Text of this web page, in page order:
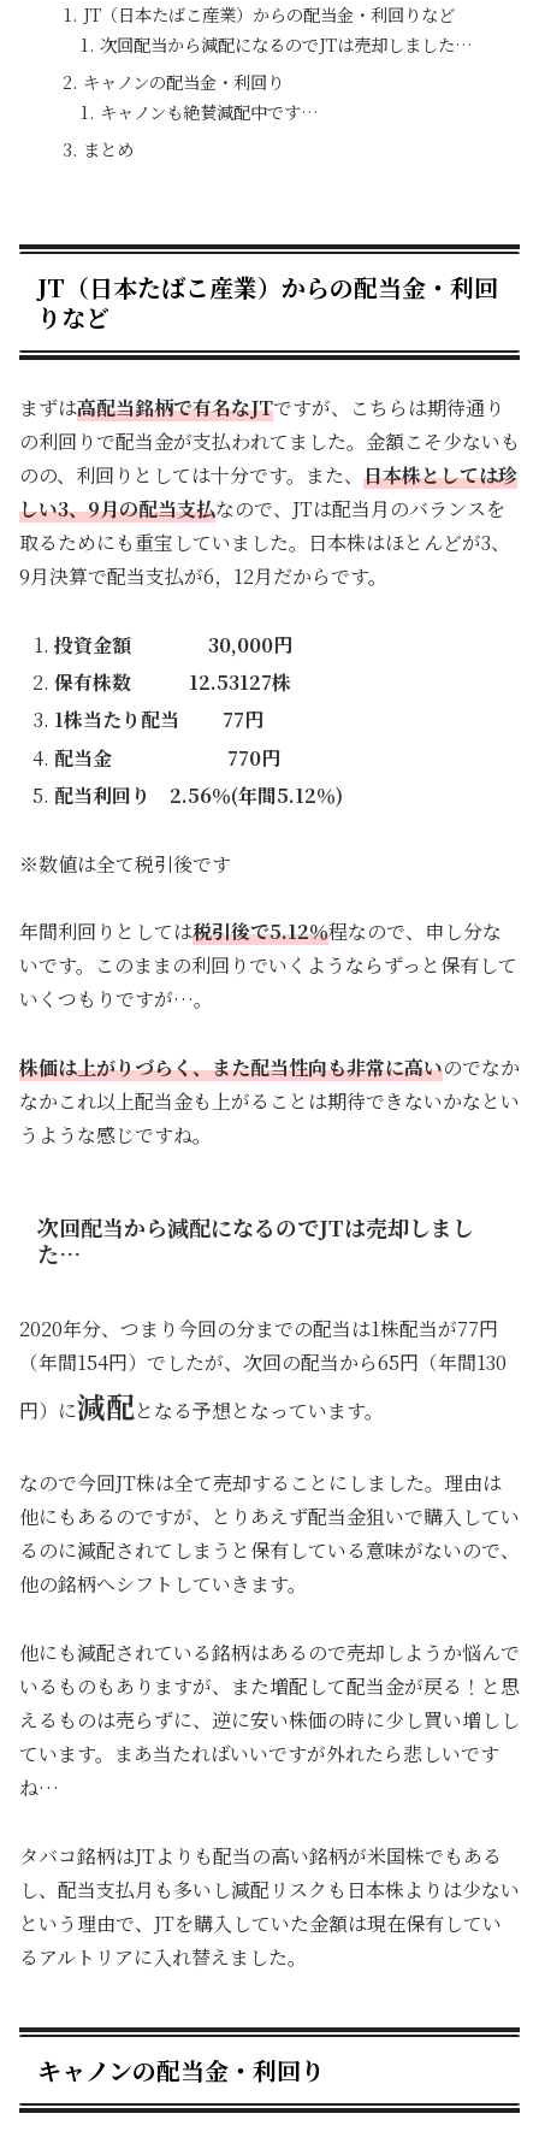
JT（日本たばこ産業）からの配当金・利回りなど
次回配当から減配になるのでJTは売却しました…
キャノンの配当金・利回り
キャノンも絶賛減配中です…
まとめ
JT（日本たばこ産業）からの配当金・利回
りなど
まずは高配当銘柄で有名なJTですが、こちらは期待通り
の利回りで配当金が支払われてました。金額こそ少ないも
のの、利回りとしては十分です。また、 日本株としては珍
しい3、9月の配当支払なので、JTは配当月のバランスを
取るためにも重宝していました。日本株はほとんどが3、
9月決算で配当支払が6，12月だからです。
投資金額 30,000円
保有株数 12.53127株
1株当たり配当 77円
配当金 770円
配当利回り 2.56％(年間5.12％)
※数値は全て税引後です
年間利回りとしては税引後で5.12％程なので、申し分な
いです。このままの利回りでいくようならずっと保有して
いくつもりですが…。
株価は上がりづらく、また配当性向も非常に高いのでなか
なかこれ以上配当金も上がることは期待できないかなとい
うような感じですね。
次回配当から減配になるのでJTは売却しまし
た…
2020年分、つまり今回の分までの配当は1株配当が77円
（年間154円）でしたが、次回の配当から65円（年間130
円）に減配となる予想となっています。
なので今回JT株は全て売却することにしました。理由は
他にもあるのですが、とりあえず配当金狙いで購入してい
るのに減配されてしまうと保有している意味がないので、
他の銘柄へシフトしていきます。
他にも減配されている銘柄はあるので売却しようか悩んで
いるものもありますが、また増配して配当金が戻る！と思
えるものは売らずに、逆に安い株価の時に少し買い増しし
ています。まあ当たればいいですが外れたら悲しいです
ね…
タバコ銘柄はJTよりも配当の高い銘柄が米国株でもある
し、配当支払月も多いし減配リスクも日本株よりは少ない
という理由で、JTを購入していた金額は現在保有してい
るアルトリアに入れ替えました。
キャノンの配当金・利回り